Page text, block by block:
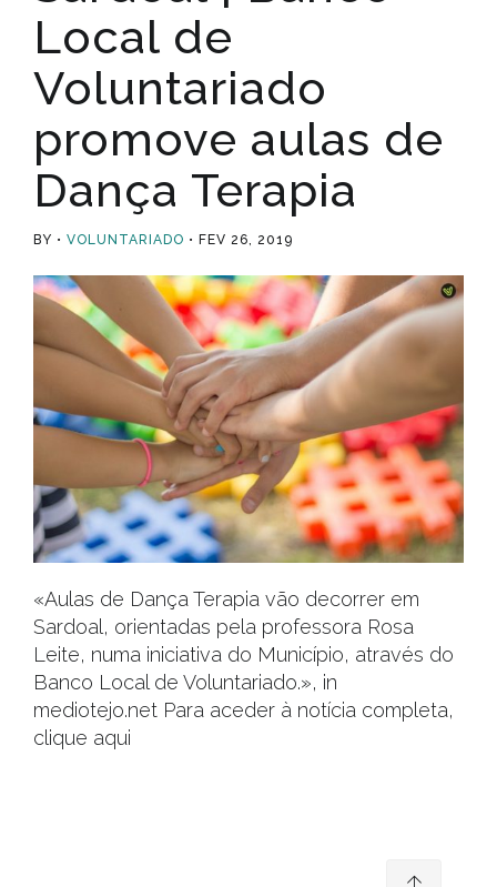
Local de
Voluntariado
promove aulas de
Dança Terapia
BY VOLUNTARIADO FEV 26, 2019
«Aulas de Dança Terapia vão decorrer em
Sardoal, orientadas pela professora Rosa
Leite, numa iniciativa do Município, através do
Banco Local de Voluntariado.», in
mediotejo.net Para aceder à notícia completa,
clique aqui